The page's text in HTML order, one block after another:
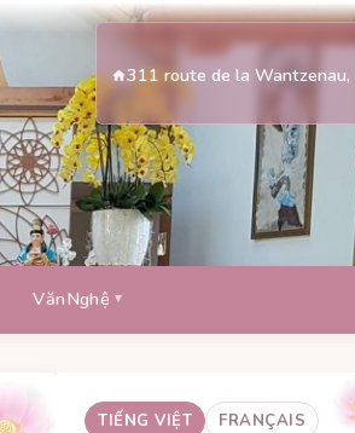
311 route de la
VănNghệ
TIẾNG VIỆT FRANÇAIS